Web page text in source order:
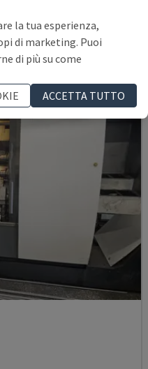
64.000 €
la tua esperienza,
di marketing. Puoi
di più su come
ACCETTA TUTTO